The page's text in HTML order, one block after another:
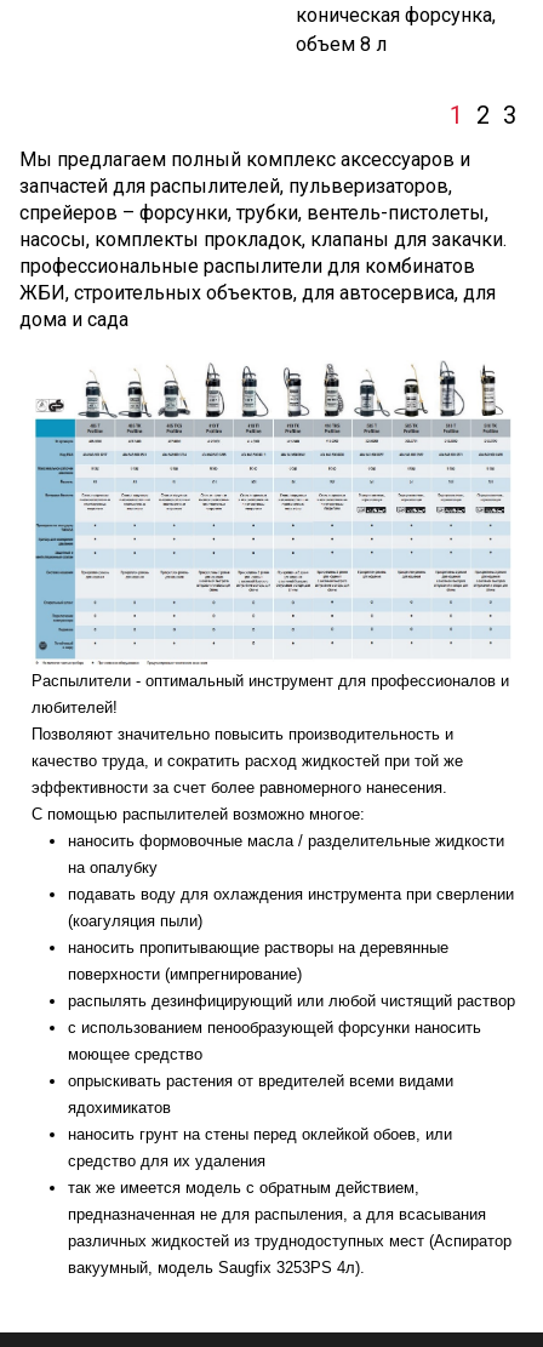
коническая форсунка,
объем 8 л
1 2 3
Мы предлагаем полный комплекс аксессуаров и
запчастей для распылителей, пульверизаторов,
спрейеров – форсунки, трубки, вентель-пистолеты,
насосы, комплекты прокладок, клапаны для закачки.
профессиональные распылители для комбинатов
ЖБИ, строительных объектов, для автосервиса, для
дома и сада
Распылители - оптимальный инструмент для профессионалов и
любителей!
Позволяют значительно повысить производительность и
качество труда, и сократить расход жидкостей при той же
эффективности за счет более равномерного нанесения.
С помощью распылителей возможно многое:
наносить формовочные масла / разделительные жидкости
на опалубку
подавать воду для охлаждения инструмента при сверлении
(коагуляция пыли)
наносить пропитывающие растворы на деревянные
поверхности (импрегнирование)
распылять дезинфицирующий или любой чистящий раствор
с использованием пенообразующей форсунки наносить
моющее средство
опрыскивать растения от вредителей всеми видами
ядохимикатов
наносить грунт на стены перед оклейкой обоев, или
средство для их удаления
так же имеется модель с обратным действием,
предназначенная не для распыления, а для всасывания
различных жидкостей из труднодоступных мест (Аспиратор
вакуумный, модель Saugfix 3253PS 4л).